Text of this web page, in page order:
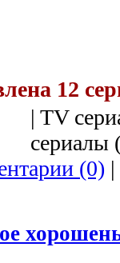
12
| TV
сериалы
(0) |